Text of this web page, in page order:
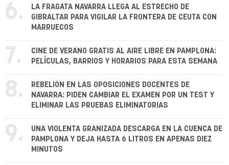
6.
LA FRAGATA NAVARRA LLEGA AL ESTRECHO DE
GIBRALTAR PARA VIGILAR LA FRONTERA DE CEUTA CON
MARRUECOS
7.
CINE DE VERANO GRATIS AL AIRE LIBRE EN PAMPLONA:
PELÍCULAS, BARRIOS Y HORARIOS PARA ESTA SEMANA
8.
REBELIÓN EN LAS OPOSICIONES DOCENTES DE
NAVARRA: PIDEN CAMBIAR EL EXAMEN POR UN TEST Y
ELIMINAR LAS PRUEBAS ELIMINATORIAS
9.
UNA VIOLENTA GRANIZADA DESCARGA EN LA CUENCA DE
PAMPLONA Y DEJA HASTA 6 LITROS EN APENAS DIEZ
MINUTOS